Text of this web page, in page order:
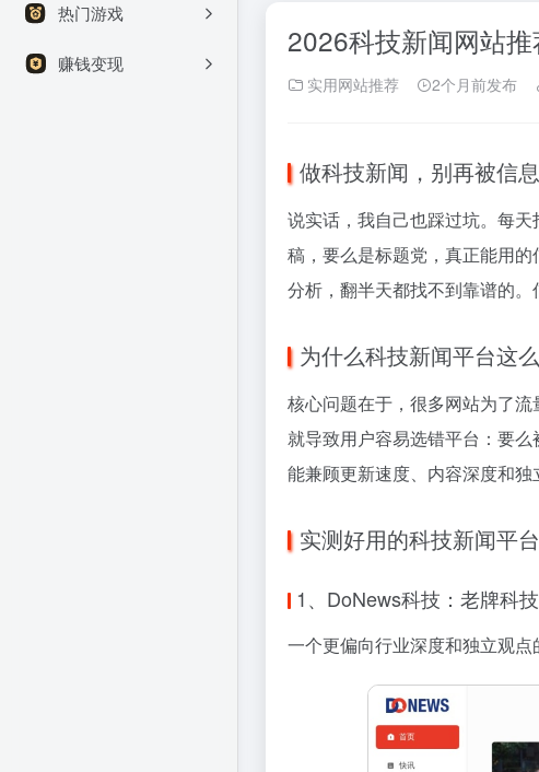
热门游戏
赚钱变现
2026科技新闻网站
实用网站推荐 2个月前发布
做科技新闻，别再被信
说实话，我自己也踩过坑。每
稿，要么是标题党，真正能用
分析，翻半天都找不到靠谱的。
为什么科技新闻平台这
核心问题在于，很多网站为了
就导致用户容易选错平台：要
能兼顾更新速度、内容深度和独
实测好用的科技新闻平台
1、DoNews科技：老牌科
一个更偏向行业深度和独立观点